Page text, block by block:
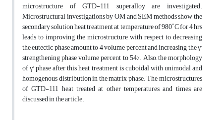
microstructure of GTD-111 superalloy are investigated.
Microstructural investigations by OM and SEM methods show the
secondary solution heat treatment at temperature of 980˚C for 4 hrs
leads to improving the microstructure with respect to decreasing
the eutectic phase amount to 4 volume percent and increasing the γ'
strengthening phase volume percent to 54%. Also, the morphology
of γ' phase after this heat treatment is cuboidal with unimodal and
homogenous distribution in the matrix phase. The microstructures
of GTD-111 heat treated at other temperatures and times are
discussed in the article.